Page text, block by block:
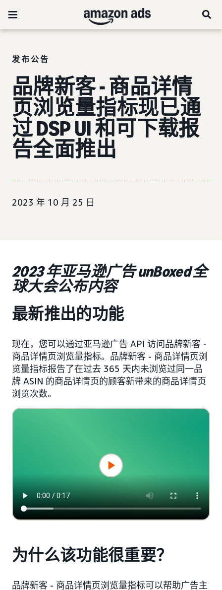
发布公告
品牌新客 - 商品详情
页浏览量指标现已通
过 DSP UI 和可下载报
告全面推出
2023 年 10 月 25 日
2023 年亚马逊广告 unBoxed 全
球大会公布内容
最新推出的功能
现在，您可以通过亚马逊广告 API 访问品牌新客 -
商品详情页浏览量指标。品牌新客 - 商品详情页浏
览量指标报告了在过去 365 天内未浏览过同一品
牌 ASIN 的商品详情页的顾客新带来的商品详情页
浏览次数。
为什么该功能很重要？
品牌新客 - 商品详情页浏览量指标可以帮助广告主